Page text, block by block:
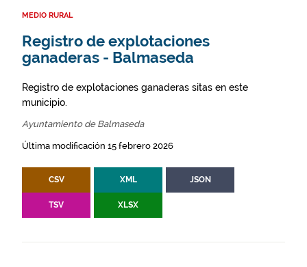
MEDIO RURAL
Registro de explotaciones
ganaderas - Balmaseda
Registro de explotaciones ganaderas sitas en este
municipio.
Ayuntamiento de Balmaseda
Última modificación 15 febrero 2026
CSV XML JSON
TSV XLSX